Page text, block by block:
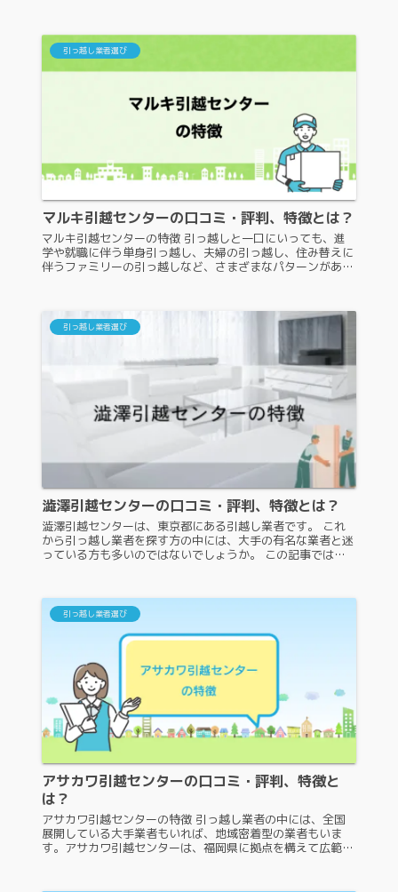
引っ越し業者選び
マルキ引越センターの口コミ・評判、特徴とは？
マルキ引越センターの特徴 引っ越しと一口にいっても、進
学や就職に伴う単身引っ越し、夫婦の引っ越し、住み替えに
伴うファミリーの引っ越しなど、さまざまなパターンがあり
引っ越し業者選び
澁澤引越センターの口コミ・評判、特徴とは？
澁澤引越センターは、東京都にある引越し業者です。 これ
から引っ越し業者を探す方の中には、大手の有名な業者と迷
っている方も多いのではないでしょうか。 この記事では、
引っ越し業者選び
アサカワ引越センターの口コミ・評判、特徴と
は？
アサカワ引越センターの特徴 引っ越し業者の中には、全国
展開している大手業者もいれば、地域密着型の業者もいま
す。アサカワ引越センターは、福岡県に拠点を構えて広範囲